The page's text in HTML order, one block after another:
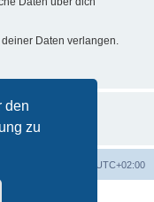
den
zu
Daten verlangen.
UTC+02:00
phpBB Limited